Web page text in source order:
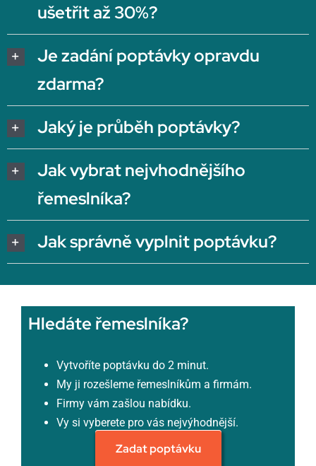
ušetřit až 30%?
Je zadání poptávky opravdu
zdarma?
Jaký je průběh poptávky?
Jak vybrat nejvhodnějšího
řemeslníka?
Jak správně vyplnit poptávku?
Hledáte řemeslníka?
Vytvoříte poptávku do 2 minut.
My ji rozešleme řemeslníkům a firmám.
Firmy vám zašlou nabídku.
Vy si vyberete pro vás nejvýhodnější.
Zadat poptávku